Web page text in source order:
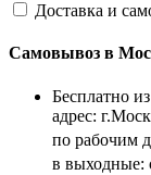
Доставка и
Самовывоз в
Бесплатно
адрес:
по рабочим
в выходные: